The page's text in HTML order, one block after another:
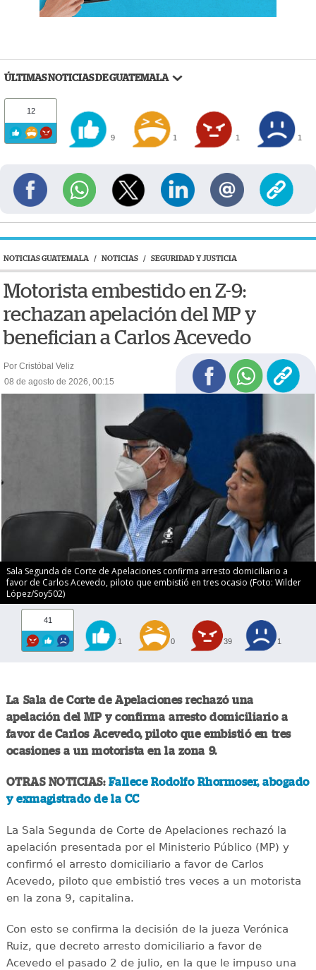
ÚLTIMAS NOTICIAS DE GUATEMALA
12
9 1 1 1
NOTICIAS GUATEMALA / NOTICIAS / SEGURIDAD Y JUSTICIA
Motorista embestido en Z-9:
rechazan apelación del MP y
benefician a Carlos Acevedo
Por Cristóbal Veliz
08 de agosto de 2026, 00:15
Sala Segunda de Corte de Apelaciones confirma arresto domiciliario a
favor de Carlos Acevedo, piloto que embistió en tres ocasio (Foto: Wilder
López/Soy502)
41
1 0 39 1
La Sala de Corte de Apelaciones rechazó una
apelación del MP y confirma arresto domiciliario a
favor de Carlos Acevedo, piloto que embistió en tres
ocasiones a un motorista en la zona 9.
OTRAS NOTICIAS: Fallece Rodolfo Rhormoser, abogado
y exmagistrado de la CC
La Sala Segunda de Corte de Apelaciones rechazó la
apelación presentada por el Ministerio Público (MP) y
confirmó el arresto domiciliario a favor de Carlos
Acevedo, piloto que embistió tres veces a un motorista
en la zona 9, capitalina.
Con esto se confirma la decisión de la jueza Verónica
Ruiz, que decreto arresto domiciliario a favor de
Acevedo el pasado 2 de julio, en la que le impuso una